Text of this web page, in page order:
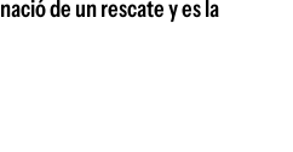
de un rescate y es la